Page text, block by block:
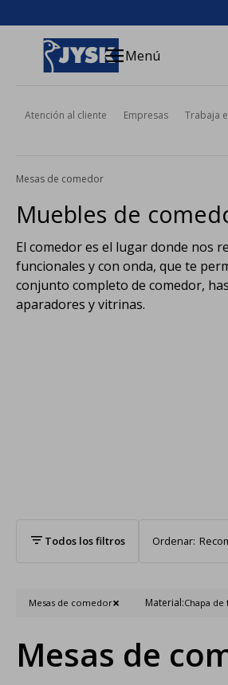
menuMenú
Atención al cliente Empresas Trabaja
Mesas de comedor
Muebles de
El comedor es el lugar donde nos
funcionales y con onda, que te
conjunto completo de comedor,
aparadores y vitrinas.
Mesas de comedor Material:Chapa
Mesas de
close